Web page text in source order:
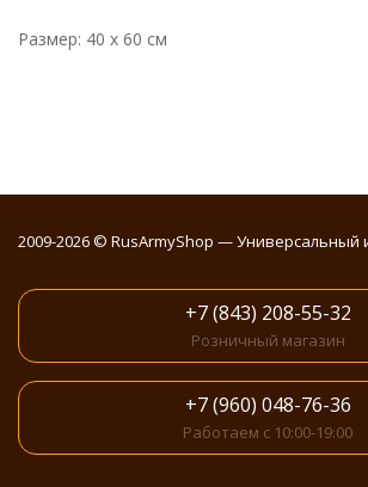
Размер: 40 x 60 см
2009-2026 © RusArmyShop — Универсальный
+7 (843) 208-55-32
Розничный магазин
+7 (960) 048-76-36
Работаем с 10:00-19:00